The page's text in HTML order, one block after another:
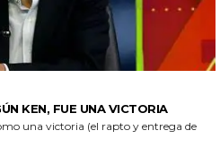
KEN, FUE UNA VICTORIA
una victoria (el rapto y entrega de